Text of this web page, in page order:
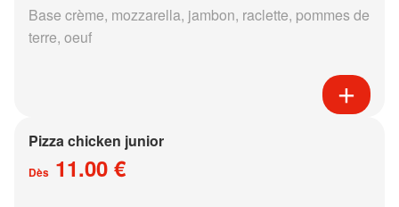
Base crème, mozzarella, jambon, raclette, pommes de
terre, oeuf
Pizza chicken junior
Dès 11.00 €